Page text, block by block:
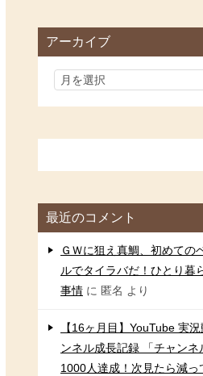
リ
アーカイブ
最近のコメント
ＧＷに狙え真鯛、初めての
ルでタイラバだ！ひとり暮
事情 に 匿名 より
【16ヶ月目】YouTube 実
ンネル成長記録 「チャンネ
1000人達成！次見たら減っ